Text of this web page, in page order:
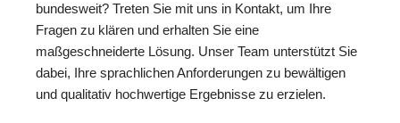
bundesweit? Treten Sie mit uns in Kontakt, um Ihre
Fragen zu klären und erhalten Sie eine
maßgeschneiderte Lösung. Unser Team unterstützt Sie
dabei, Ihre sprachlichen Anforderungen zu bewältigen
und qualitativ hochwertige Ergebnisse zu erzielen.